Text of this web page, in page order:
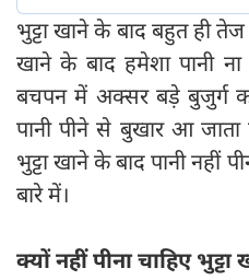
भुट्टा खाने के बाद बहुत ही
खाने के बाद हमेशा पानी
बचपन में अक्सर बड़े बुजुर्ग
पानी पीने से बुखार आ
भुट्टा खाने के बाद पानी नहीं
बारे में।
क्यों नहीं पीना चाहिए